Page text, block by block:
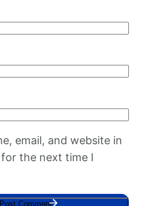
email, and website in
the next time I